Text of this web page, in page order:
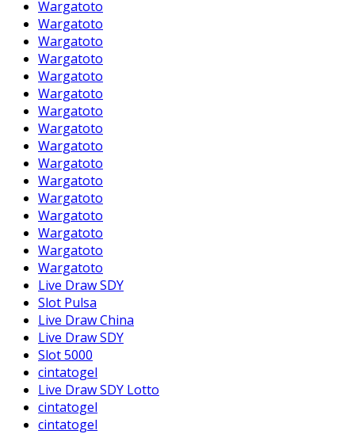
Wargatoto
Wargatoto
Wargatoto
Wargatoto
Wargatoto
Wargatoto
Wargatoto
Wargatoto
Wargatoto
Wargatoto
Wargatoto
Wargatoto
Wargatoto
Wargatoto
Wargatoto
Wargatoto
Live Draw SDY
Slot Pulsa
Live Draw China
Live Draw SDY
Slot 5000
cintatogel
Live Draw SDY Lotto
cintatogel
cintatogel